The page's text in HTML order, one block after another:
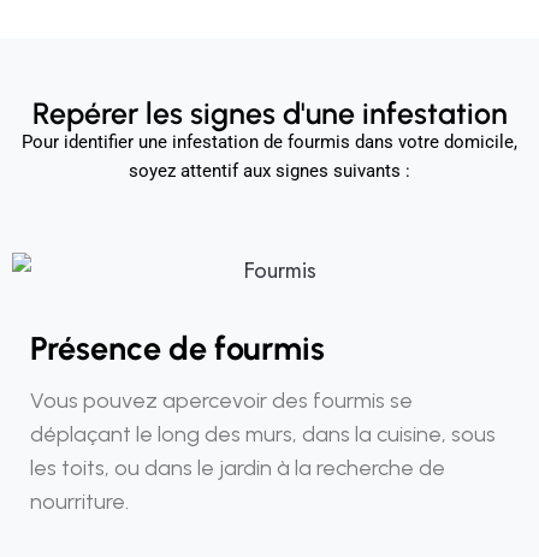
Repérer les signes d'une infestation
Pour identifier une infestation de fourmis dans votre domicile,
soyez attentif aux signes suivants :
Présence de fourmis
Vous pouvez apercevoir des fourmis se
déplaçant le long des murs, dans la cuisine, sous
les toits, ou dans le jardin à la recherche de
nourriture.